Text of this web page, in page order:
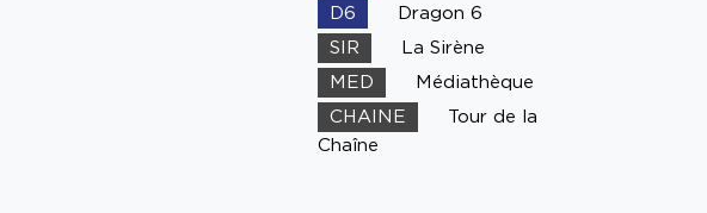
D6
Dragon 6
SIR
La Sirène
MED
Médiathèque
CHAINE
Tour de la
Chaîne